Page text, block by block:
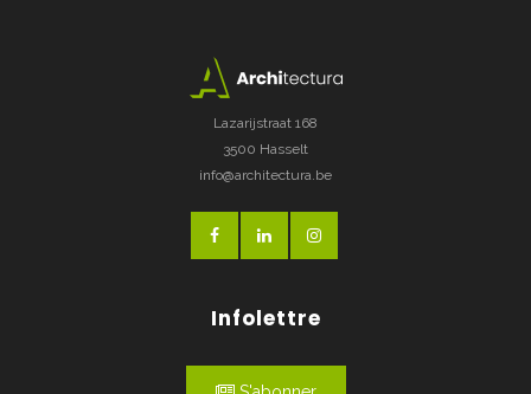
Lazarijstraat 168
3500 Hasselt
info@architectura.be
Infolettre